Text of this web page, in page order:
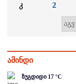
კ 2
ამინდი
ზუგდიდი 17 °C